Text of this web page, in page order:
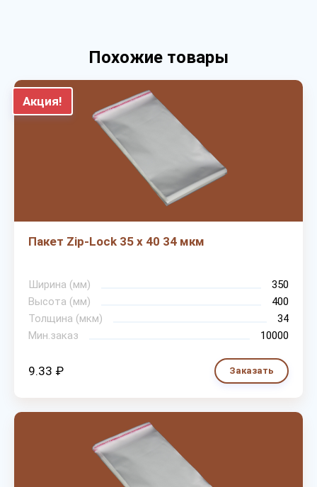
Похожие товары
Акция!
Пакет Zip-Lock 35 х 40 34 мкм
Ширина (мм)
350
Высота (мм)
400
Толщина (мкм)
34
Мин.заказ
10000
9.33 ₽ Заказать